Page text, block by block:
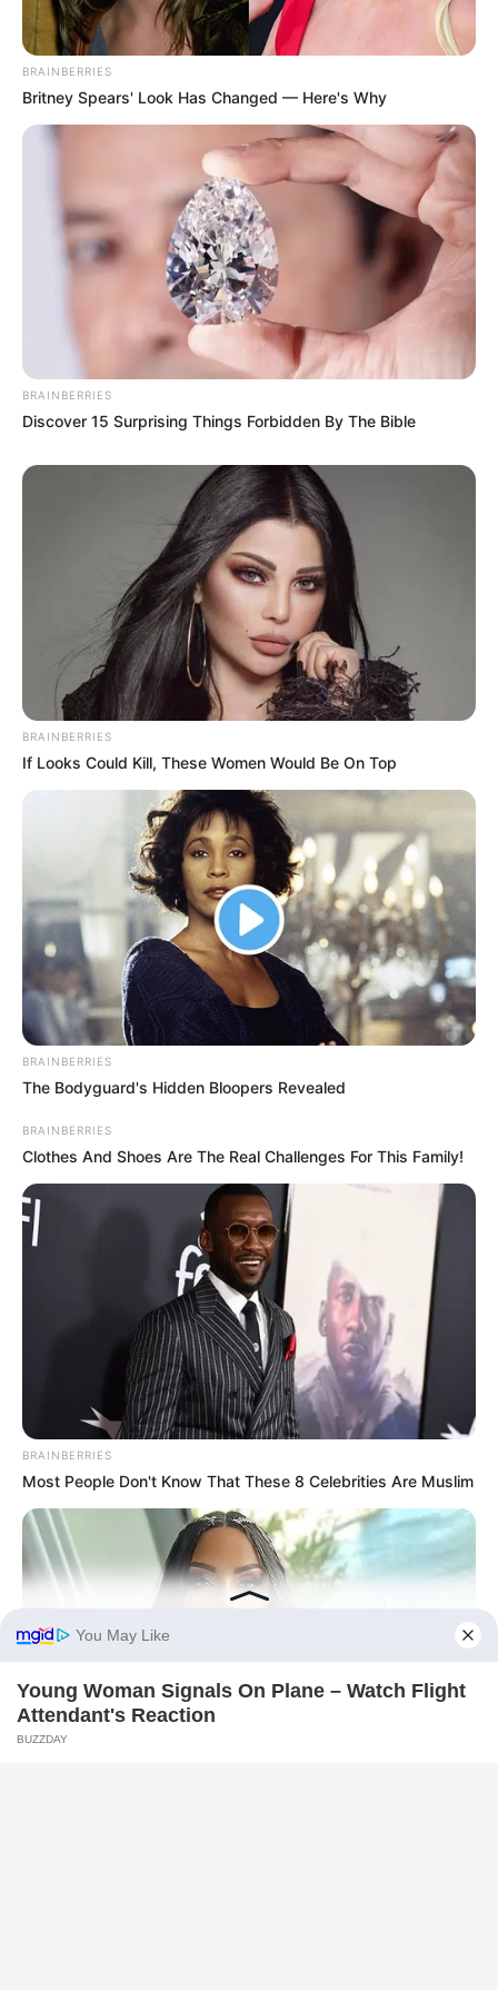
BRAINBERRIES
Britney Spears' Look Has Changed — Here's Why
BRAINBERRIES
Discover 15 Surprising Things Forbidden By The Bible
BRAINBERRIES
If Looks Could Kill, These Women Would Be On Top
BRAINBERRIES
The Bodyguard's Hidden Bloopers Revealed
BRAINBERRIES
Clothes And Shoes Are The Real Challenges For This Family!
BRAINBERRIES
Most People Don't Know That These 8 Celebrities Are Muslim